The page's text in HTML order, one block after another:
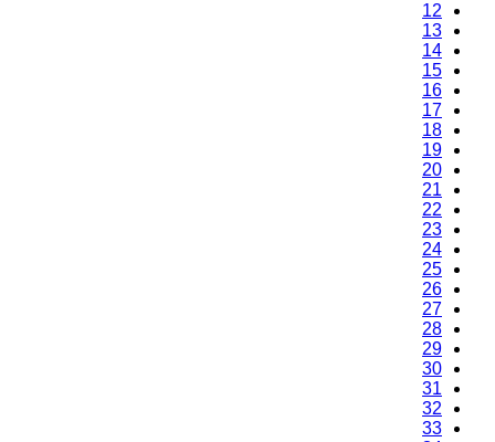
12
13
14
15
16
17
18
19
20
21
22
23
24
25
26
27
28
29
30
31
32
33